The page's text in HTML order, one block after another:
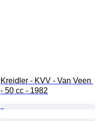
Kreidler - KVV - Van Veen
- 50 cc - 1982